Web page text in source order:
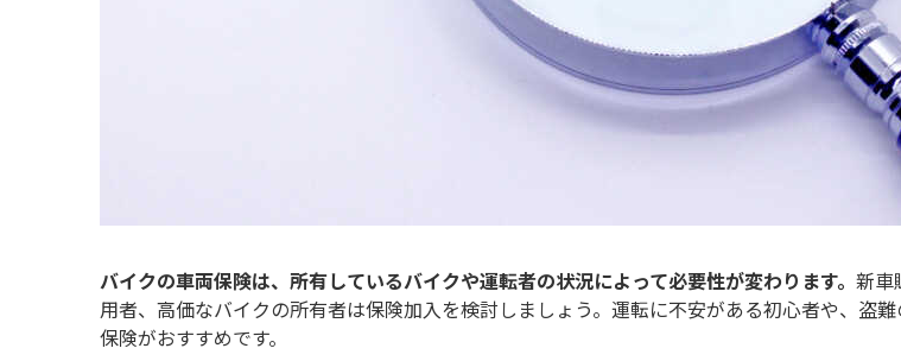
バイクの車両保険は、所有しているバイクや運転者の状況によって必要性が変わります。 新車
用者、高価なバイクの所有者は保険加入を検討しましょう。運転に不安がある初心者や、盗
保険がおすすめです。